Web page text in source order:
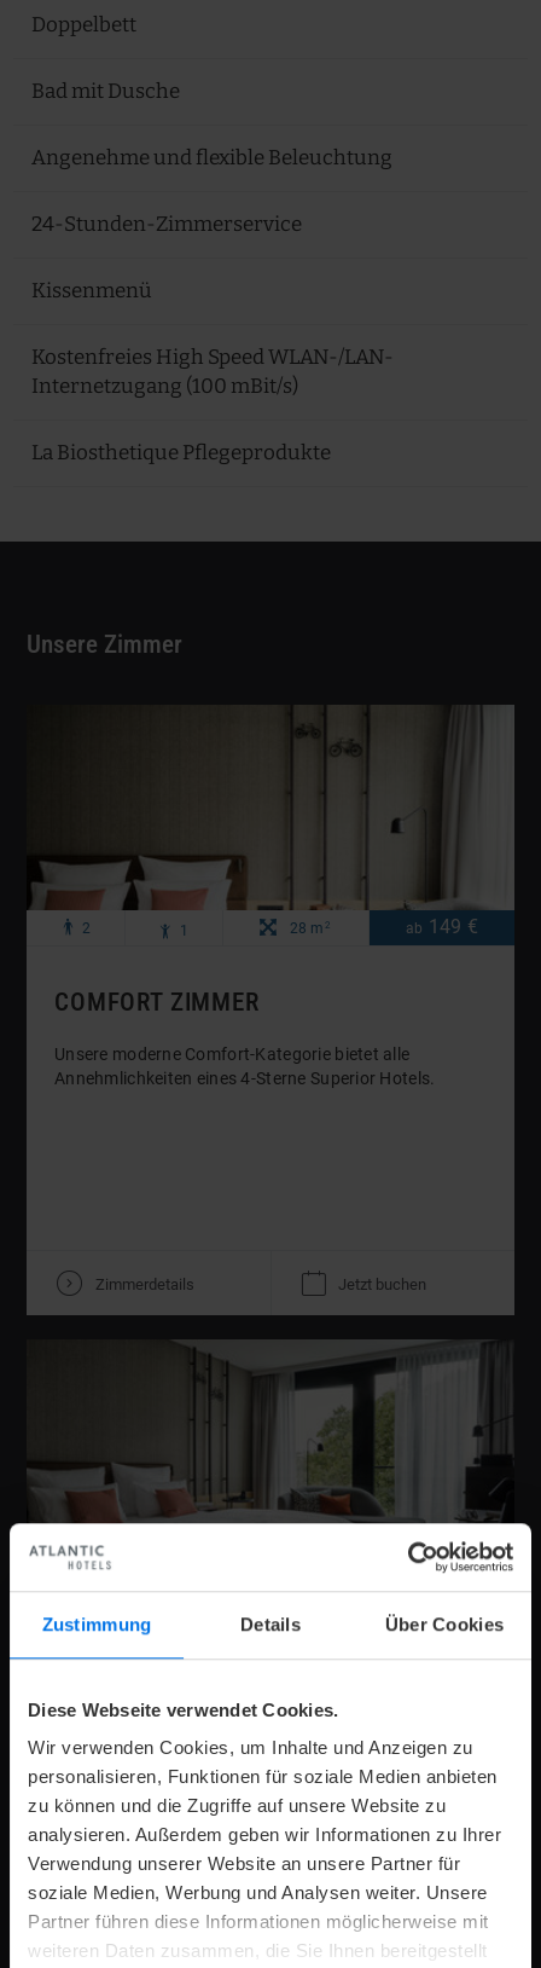
Zustimmung Details Über Cookies
Diese Webseite verwendet Cookies.
Wir verwenden Cookies, um Inhalte und Anzeigen zu
personalisieren, Funktionen für soziale Medien anbieten
zu können und die Zugriffe auf unsere Website zu
analysieren. Außerdem geben wir Informationen zu Ihrer
Verwendung unserer Website an unsere Partner für
soziale Medien, Werbung und Analysen weiter. Unsere
Partner führen diese Informationen möglicherweise mit
weiteren Daten zusammen, die Sie Ihnen bereitgestellt
Doppelbett
Bad mit Dusche
Angenehme und flexible Beleuchtung
24-Stunden-Zimmerservice
Kissenmenü
Kostenfreies High Speed WLAN-/LAN-
Internetzugang (100 mBit/s)
La Biosthetique Pflegeprodukte
Unsere Zimmer
p
Maximale
2 o
Maximale
1 R Zimmergröße:
28 m 2 Preis
ab 149 €pro
Nacht
COMFORT ZIMMER
Unsere moderne Comfort-Kategorie bietet alle
Annehmlichkeiten eines 4-Sterne Superior Hotels.
V Zimmerdetails K Jetzt buchen
p Maximale
2 Preis
ab169 €pro
DELUXE ZIMMER
Reisende eine erholsame Aussicht ins Grüne – zum
Beispiel auf die beliebte Münsteraner Promenade.
V Zimmerdetails K Jetzt buchen